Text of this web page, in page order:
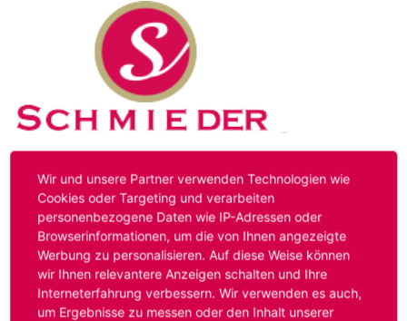
Kontakt Impressum Datenschutz
Hinweis:Das von ihnen aufgerufene Stellenangebot ist
bereits ausgelaufen. Alternative Stellenanzeigen finden
Sie unter:
www.schmieder-personal.de/stellenangebote
Oder Sie bewerben sich
initiativund wir suchen für Sie
passende Stellenangebote.
Wir und unsere Partner verwenden Technologien wie
Cookies oder Targeting und verarbeiten
personenbezogene Daten wie IP-Adressen oder
Browserinformationen, um die von Ihnen angezeigte
Werbung zu personalisieren. Auf diese Weise können
wir Ihnen relevantere Anzeigen schalten und Ihre
Interneterfahrung verbessern. Wir verwenden es auch,
um Ergebnisse zu messen oder den Inhalt unserer